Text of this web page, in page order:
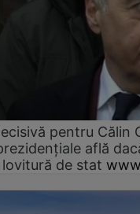
pentru Călin
află
de stat